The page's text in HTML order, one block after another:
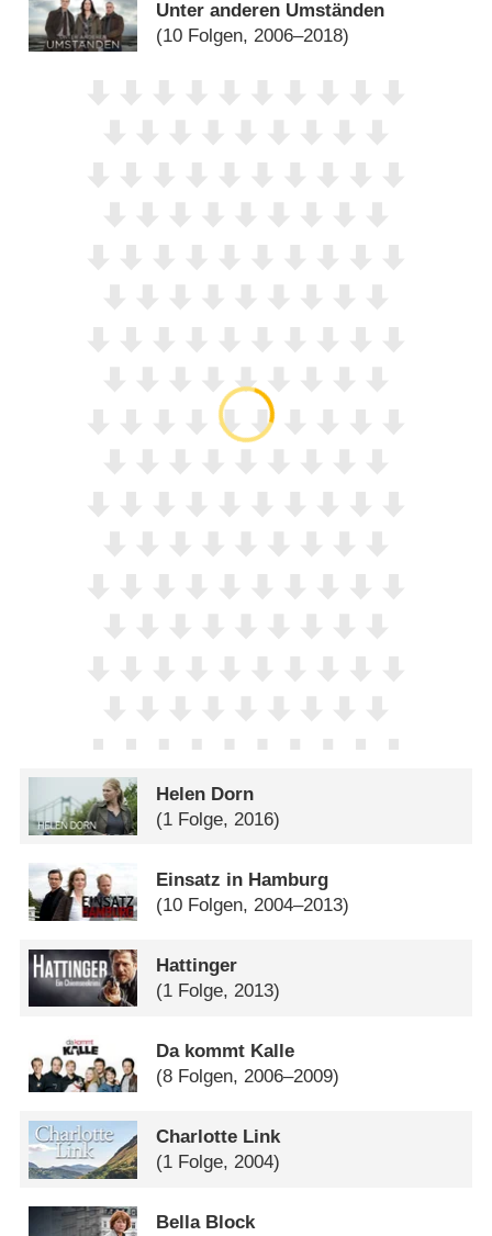
Unter anderen Umständen
(10 Folgen, 2006–2018)
Helen Dorn
(1 Folge, 2016)
Einsatz in Hamburg
(10 Folgen, 2004–2013)
Hattinger
(1 Folge, 2013)
Da kommt Kalle
(8 Folgen, 2006–2009)
Charlotte Link
(1 Folge, 2004)
Bella Block